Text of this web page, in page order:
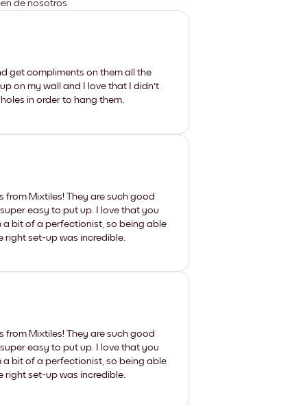
de nosotros
get compliments on them all the
on my wall and I love that I didn't
in order to hang them.
from Mixtiles! They are such good
easy to put up. I love that you
bit of a perfectionist, so being able
right set-up was incredible.
from Mixtiles! They are such good
easy to put up. I love that you
bit of a perfectionist, so being able
right set-up was incredible.